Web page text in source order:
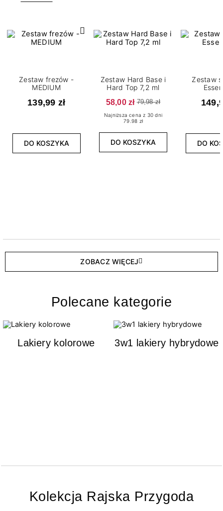
Zestaw frezów -
MEDIUM
139,99 zł
DO KOSZYKA
Zestaw Hard Base i
Hard Top 7,2 ml
58,00 zł 79,98 zł
Najniższa cena z 30 dni
79.98 zł
DO KOSZYKA
Zestaw
DO
ZOBACZ WIĘCEJ
Polecane kategorie
Lakiery kolorowe 3w1 lakiery hybrydowe
Kolekcja Rajska Przygoda